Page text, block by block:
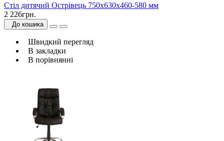
Стіл дитячий Острівець 750х630х460-580 мм
2 226грн.
До кошика
Швидкий перегляд
В закладки
В порівнянні